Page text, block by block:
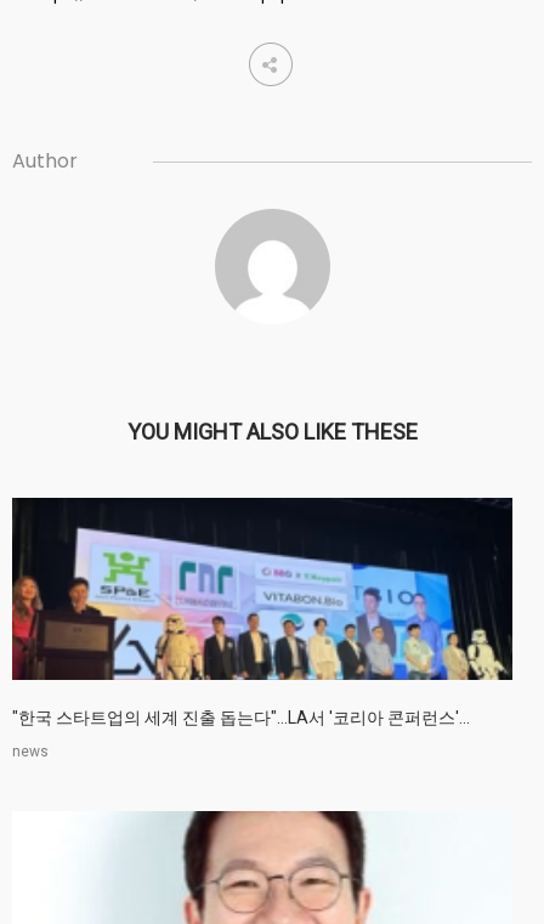
Author
YOU MIGHT ALSO LIKE THESE
"한국 스타트업의 세계 진출 돕는다"…LA서 '코리아 콘퍼런스'...
news